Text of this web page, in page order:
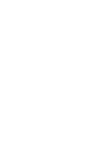
ールを使用
失敗したア
プロセスは
ないことに
ス プロセス